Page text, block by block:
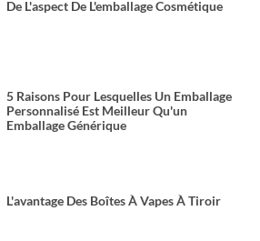
De L'aspect De L'emballage Cosmétique
5 Raisons Pour Lesquelles Un Emballage
Personnalisé Est Meilleur Qu'un
Emballage Générique
L'avantage Des Boîtes À Vapes À Tiroir